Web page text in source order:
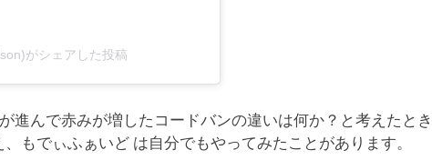
がシェアした投稿
進んで赤みが増したコードバンの違いは何か？と考えたとき
もでぃふぁいど は自分でもやってみたことがあります。